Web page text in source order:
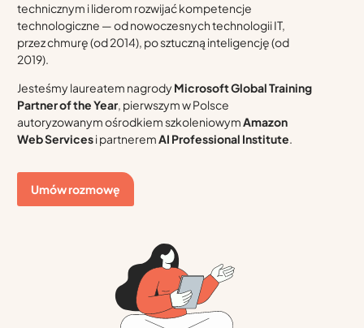
technicznym i liderom rozwijać kompetencje
technologiczne — od nowoczesnych technologii IT,
przez chmurę (od 2014), po sztuczną inteligencję (od
2019).
Jesteśmy laureatem nagrodyMicrosoft Global Training
Partner of the Year, pierwszym w Polsce
autoryzowanym ośrodkiem szkoleniowymAmazon
Web Servicesi partneremAI Professional Institute.
Umów rozmowę